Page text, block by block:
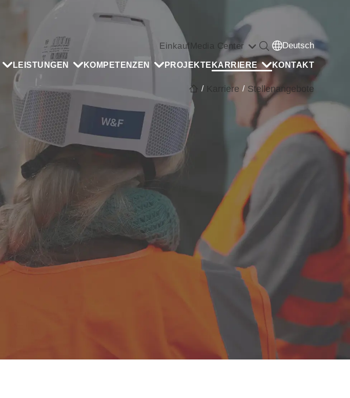
LEISTUNGEN KOMPETENZEN PROJEKTE KARRIERE KONTAKT
Einkauf Media Center Deutsch
/ Karriere / Stellenangebote